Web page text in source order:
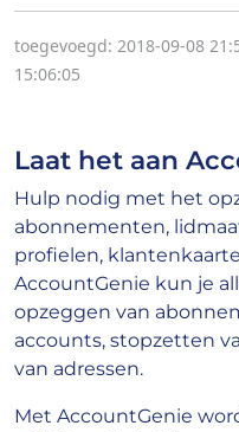
toegevoegd: 2018-09-08
15:06:05
Laat het aan
Hulp nodig met het
abonnementen,
profielen,
AccountGenie kun je
opzeggen van
accounts, stopzetten
van adressen.
Met AccountGenie